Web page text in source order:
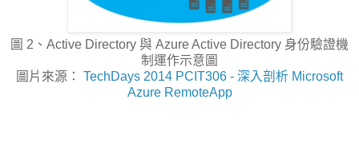
圖 2、Active Directory 與 Azure Active Directory 身份驗證機
制運作示意圖
圖片來源： TechDays 2014 PCIT306 - 深入剖析 Microsoft
Azure RemoteApp